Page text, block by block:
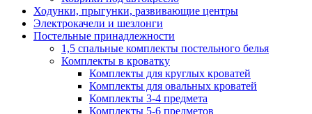
Ходунки, прыгунки, развивающие центры
Электрокачели и шезлонги
Постельные принадлежности
1,5 спальные комплекты постельного белья
Комплекты в кроватку
Комплекты для круглых кроватей
Комплекты для овальных кроватей
Комплекты 3-4 предмета
Комплекты 5-6 предметов